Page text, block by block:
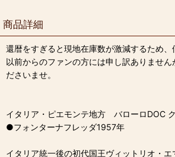
商品詳細
還暦をすぎると現地在庫数が激減するため、
以前からのファンの方には申し訳ありません
ださいませ。
イタリア・ピエモンテ地方 バローロDOC
●フォンターナフレッダ1957年
イタリア統一後の初代国王ヴィットリオ・